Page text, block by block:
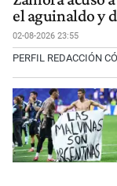
el aguinaldo y
02-08-2026 23:55
PERFIL REDACCIÓN